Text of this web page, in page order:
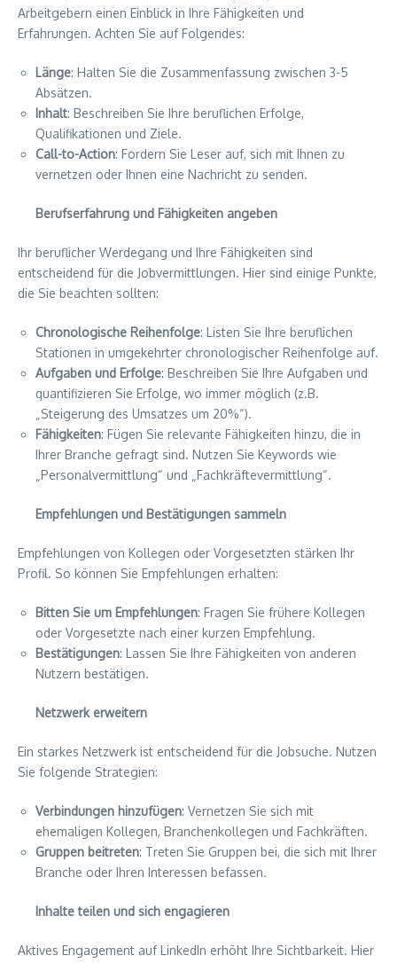
Arbeitgebern einen Einblick in Ihre Fähigkeiten und
Erfahrungen. Achten Sie auf Folgendes:
Länge: Halten Sie die Zusammenfassung zwischen 3-5
Absätzen.
Inhalt: Beschreiben Sie Ihre beruflichen Erfolge,
Qualifikationen und Ziele.
Call-to-Action: Fordern Sie Leser auf, sich mit Ihnen zu
vernetzen oder Ihnen eine Nachricht zu senden.
Berufserfahrung und Fähigkeiten angeben
Ihr beruflicher Werdegang und Ihre Fähigkeiten sind
entscheidend für die Jobvermittlungen. Hier sind einige Punkte,
die Sie beachten sollten:
Chronologische Reihenfolge: Listen Sie Ihre beruflichen
Stationen in umgekehrter chronologischer Reihenfolge auf.
Aufgaben und Erfolge: Beschreiben Sie Ihre Aufgaben und
quantifizieren Sie Erfolge, wo immer möglich (z.B.
„Steigerung des Umsatzes um 20%“).
Fähigkeiten: Fügen Sie relevante Fähigkeiten hinzu, die in
Ihrer Branche gefragt sind. Nutzen Sie Keywords wie
„Personalvermittlung“ und „Fachkräftevermittlung“.
Empfehlungen und Bestätigungen sammeln
Empfehlungen von Kollegen oder Vorgesetzten stärken Ihr
Profil. So können Sie Empfehlungen erhalten:
Bitten Sie um Empfehlungen: Fragen Sie frühere Kollegen
oder Vorgesetzte nach einer kurzen Empfehlung.
Bestätigungen: Lassen Sie Ihre Fähigkeiten von anderen
Nutzern bestätigen.
Netzwerk erweitern
Ein starkes Netzwerk ist entscheidend für die Jobsuche. Nutzen
Sie folgende Strategien:
Verbindungen hinzufügen: Vernetzen Sie sich mit
ehemaligen Kollegen, Branchenkollegen und Fachkräften.
Gruppen beitreten: Treten Sie Gruppen bei, die sich mit Ihrer
Branche oder Ihren Interessen befassen.
Inhalte teilen und sich engagieren
Aktives Engagement auf LinkedIn erhöht Ihre Sichtbarkeit. Hier